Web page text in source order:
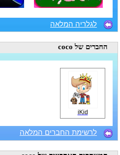
לגלריה המלאה
החברים של coco
iKid
לרשימת החברים המלאה